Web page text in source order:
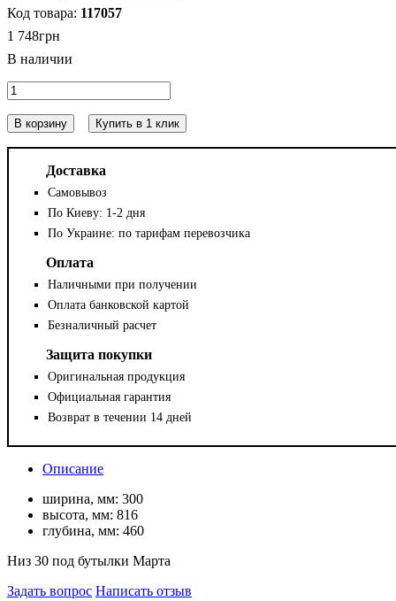
117057
1 748грн
В корзину Купить в 1 клик
Доставка
Самовывоз
По Киеву: 1-2 дня
По Украине: по тарифам перевозчика
Оплата
Наличными при получении
Оплата банковской картой
Безналичный расчет
Защита покупки
Оригинальная продукция
Официальная гарантия
Возврат в течении 14 дней
Описание
ширина, мм: 300
высота, мм: 816
глубина, мм: 460
Низ 30 под бутылки Марта
Задать вопрос Написать отзыв